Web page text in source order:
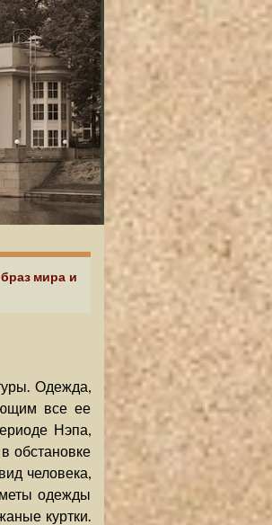
мира и
Одежда,
все ее
Нэпа,
обстановке
человека,
одежды
куртки.